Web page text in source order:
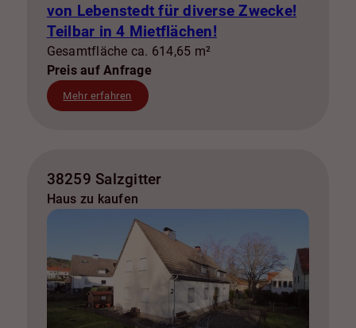
von Lebenstedt für diverse Zwecke!
Teilbar in 4 Mietflächen!
Gesamtfläche ca. 614,65 m²
Preis auf Anfrage
Mehr erfahren
38259 Salzgitter
Haus zu kaufen